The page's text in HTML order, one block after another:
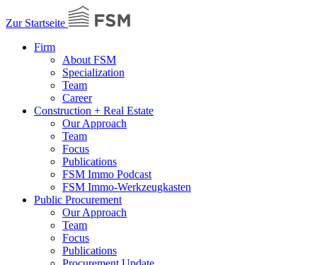
Zur Startseite
Firm
About FSM
Specialization
Team
Career
Construction + Real Estate
Our Approach
Team
Focus
Publications
FSM Immo Podcast
FSM Immo-Werkzeugkasten
Public Procurement
Our Approach
Team
Focus
Publications